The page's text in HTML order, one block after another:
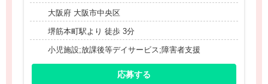
大阪府 大阪市中央区
堺筋本町駅より 徒歩 3分
小児施設;放課後等デイサービス;障害者支援
応募する